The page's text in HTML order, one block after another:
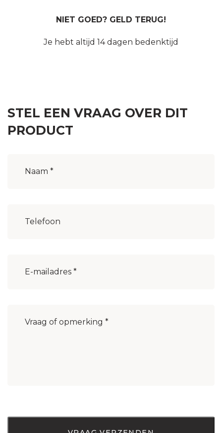
NIET GOED? GELD TERUG!
Je hebt altijd 14 dagen bedenktijd
STEL EEN VRAAG OVER DIT
PRODUCT
mailadres (Vereist)